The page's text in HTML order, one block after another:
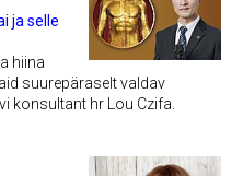
ja selle
hiina
suurepäraselt valdav
konsultant hr Lou Czifa.